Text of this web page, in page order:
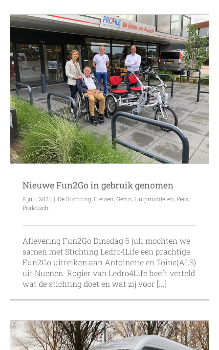
Nieuwe Fun2Go in gebruik genomen
8 juli, 2021 | De Stichting,Fietsen,Gezin,Hulpmiddelen,Pers,
Praktisch
Aflevering Fun2Go Dinsdag 6 juli mochten we
samen met Stichting Ledro4Life een prachtige
Fun2Go uitreiken aan Antoinette en Toine(ALS)
uit Nuenen. Rogier van Ledro4Life heeft verteld
wat de stichting doet en wat zij voor [...]